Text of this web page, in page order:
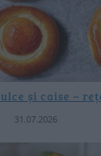
și caise –
31.07.2026